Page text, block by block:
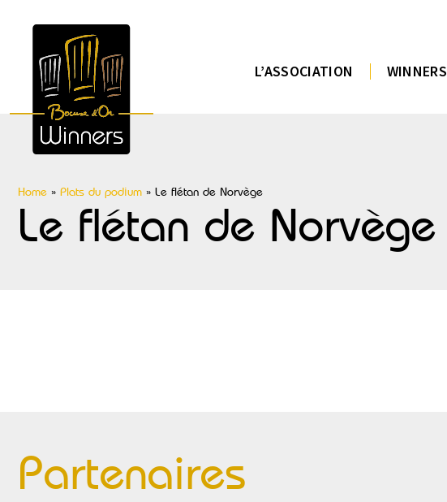
L’ASSOCIATION WINNERS
Home » Plats du podium » Le flétan de Norvège
Le flétan de Norvège
Partenaires